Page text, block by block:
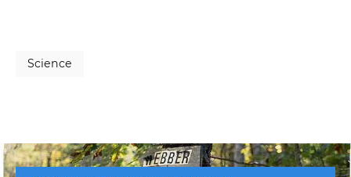
Science